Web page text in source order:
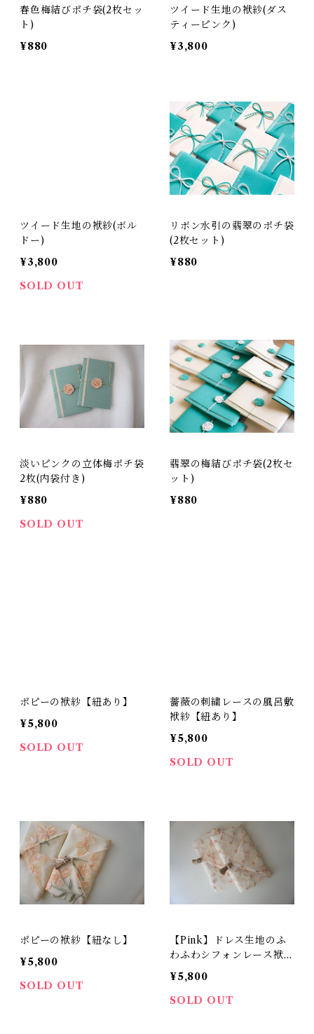
春色梅結びポチ袋(2枚セッ
ト)
¥880
ツイード生地の袱紗(ダス
ティーピンク)
¥3,800
ツイード生地の袱紗(ボル
ドー)
¥3,800
SOLD OUT
リボン水引の翡翠のポチ袋
(2枚セット)
¥880
淡いピンクの立体梅ポチ袋
2枚(内袋付き)
¥880
SOLD OUT
翡翠の梅結びポチ袋(2枚セ
ット)
¥880
ポピーの袱紗【紐あり】
¥5,800
SOLD OUT
薔薇の刺繍レースの風呂敷
袱紗【紐あり】
¥5,800
SOLD OUT
ポピーの袱紗【紐なし】
¥5,800
SOLD OUT
【Pink】ドレス生地のふ
わふわシフォンレース袱紗
(紐なし)
¥5,800
SOLD OUT